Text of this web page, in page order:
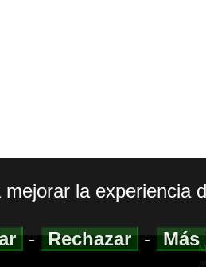
la experiencia
-Rechazar-Más